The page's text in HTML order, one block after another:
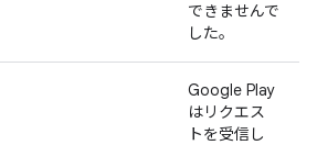
できませんで
した。
Google Play
はリクエス
トを受信し